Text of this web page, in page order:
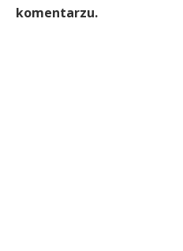
komentarzu.